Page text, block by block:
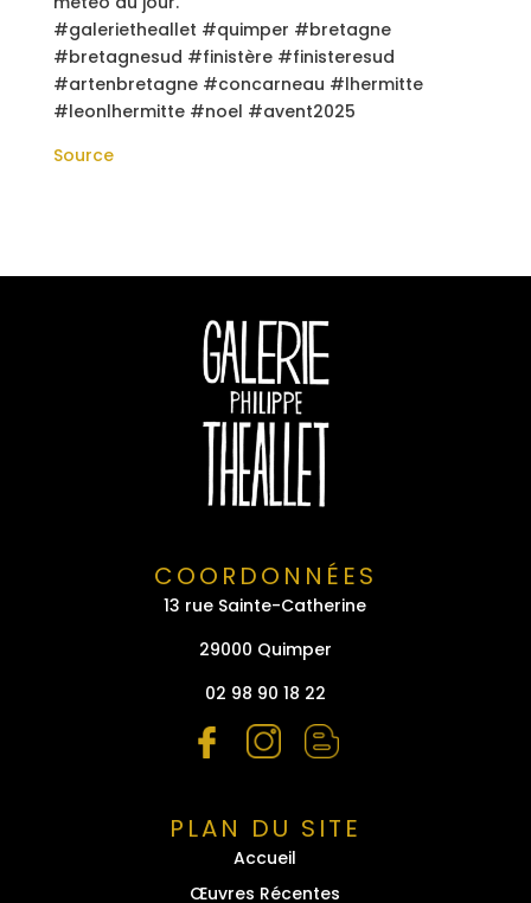
#galerietheallet #quimper #bretagne
#bretagnesud #finistère #finisteresud
#artenbretagne #concarneau #lhermitte
#leonlhermitte #noel #avent2025
Source
COORDONNÉES
13 rue Sainte-Catherine
29000 Quimper
02 98 90 18 22
PLAN DU SITE
Accueil
Œuvres Récentes